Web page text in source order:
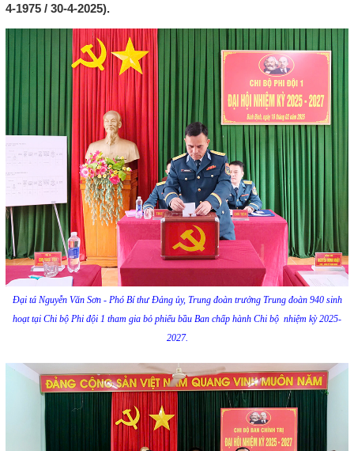
4-1975 / 30-4-2025).
Đại tá Nguyễn Văn Sơn - Phó Bí thư Đảng ủy, Trung đoàn trưởng Trung đoàn 940 sinh
hoạt tại Chi bộ Phi đội 1 tham gia bỏ phiếu bầu Ban chấp hành Chi bộ nhiệm kỳ 2025-
2027.